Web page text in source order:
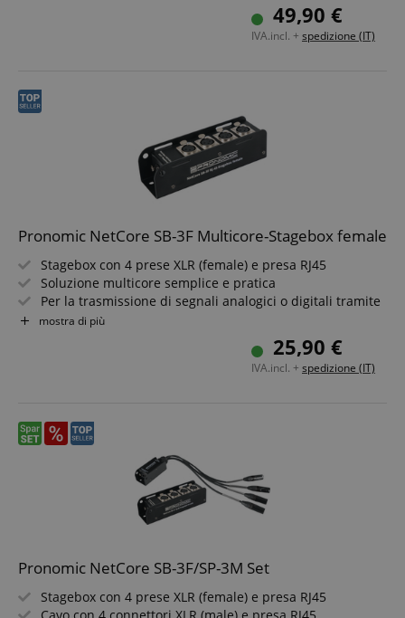
Componenti di sistema combinabili a piacere
Funzionamento possibile solo con cavi schermati a
49,90 €
IVA.incl. + spedizione (IT)
Pronomic NetCore SB-3F Multicore-Stagebox female
Stagebox con 4 prese XLR (female) e presa RJ45
Soluzione multicore semplice e pratica
Per la trasmissione di segnali analogici o digitali tramite
cavo di rete
Componenti di sistema combinabili a piacere
Funzionamento solo con cavi schermati a partire da Cat5
mostra di più
25,90 €
IVA.incl. + spedizione (IT)
Pronomic NetCore SB-3F/SP-3M Set
Stagebox con 4 prese XLR (female) e presa RJ45